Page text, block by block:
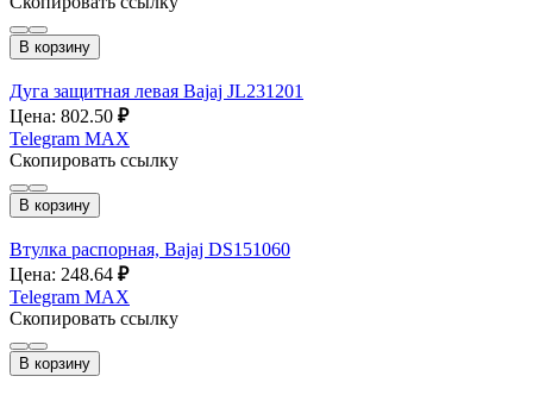
В корзину
Дуга защитная левая Bajaj JL231201
Цена: 802.50 ₽
Telegram MAX
Скопировать ссылку
В корзину
Втулка распорная, Bajaj DS151060
Цена: 248.64 ₽
Telegram MAX
Скопировать ссылку
В корзину